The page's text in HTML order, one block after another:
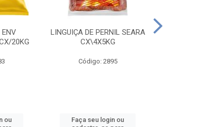
ENV
20KG
ou
LINGUIÇA DE PERNIL SEARA
CX\4X5KG
Código: 2895
Faça seu login ou